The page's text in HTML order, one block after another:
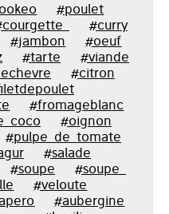
#poulet
#curry
#jambon
#oeuf
#tarte
#viande
#citron
#fromageblanc
#oignon
#pulpe_de_tomate
#salade
#soupe
#soupe_
#veloute
#aubergine